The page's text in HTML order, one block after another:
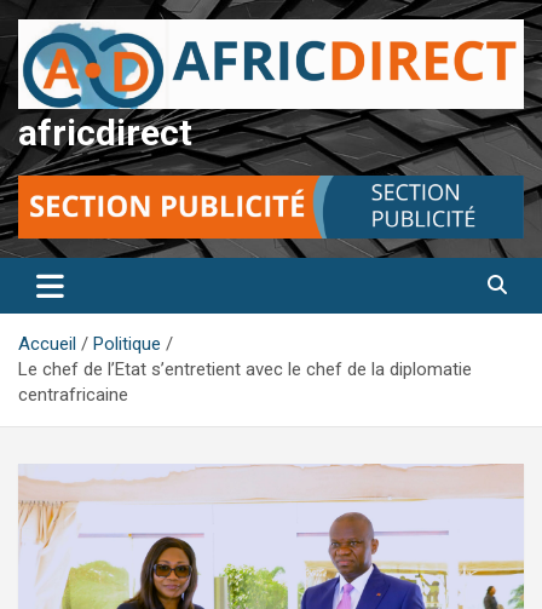
Aller
au
contenu
africdirect
Accueil
Politique
Le chef de l’Etat s’entretient avec le chef de la diplomatie
centrafricaine